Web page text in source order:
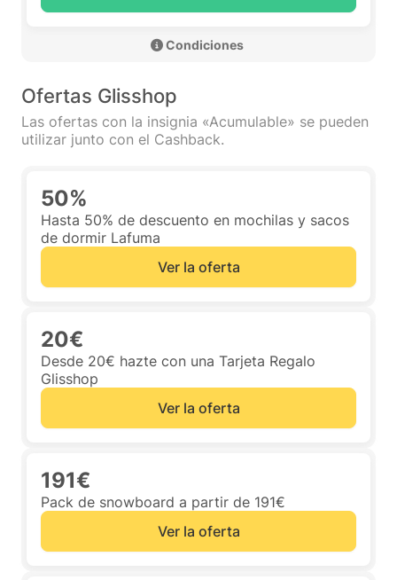
Ofertas Glisshop
Las ofertas con la insignia «Acumulable» se pueden
utilizar junto con el Cashback.
50%
Hasta 50% de descuento en mochilas y sacos
de dormir Lafuma
Ver la oferta
20€
Desde 20€ hazte con una Tarjeta Regalo
Glisshop
Ver la oferta
191€
Pack de snowboard a partir de 191€
Ver la oferta